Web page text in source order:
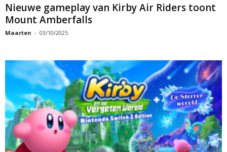
Nieuwe gameplay van Kirby Air Riders toont
Mount Amberfalls
Maarten - 03/10/2025